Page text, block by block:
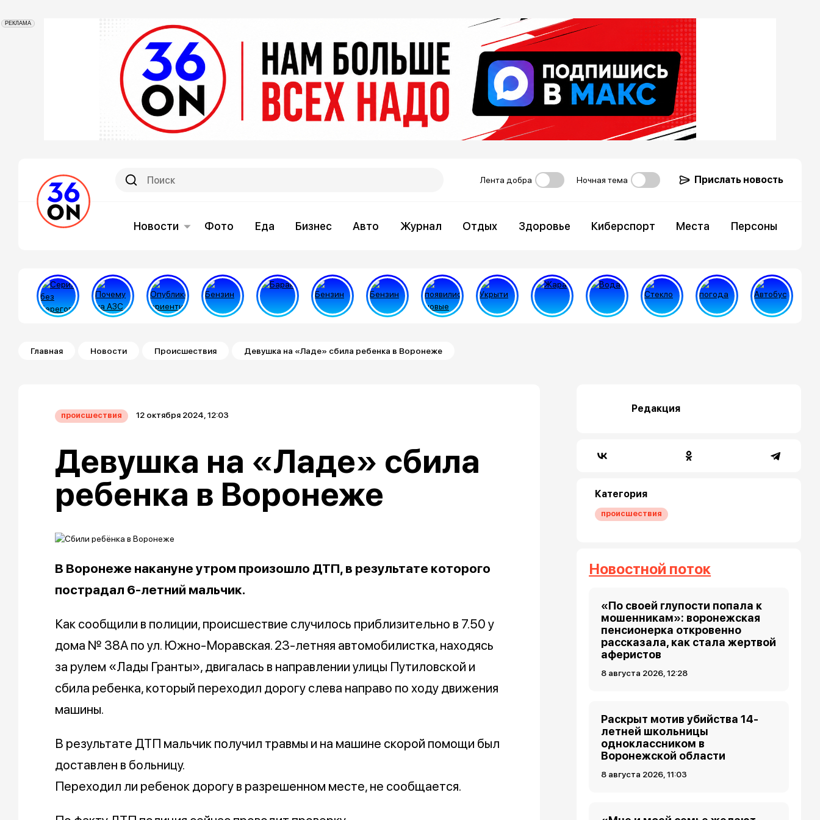
РЕКЛАМА
Лента добра Ночная тема Прислать новость
Новости Фото Еда Бизнес Авто Журнал Отдых Здоровье Киберспорт Места Персоны
Строка навигации
Главная Новости Происшествия Девушка на «Ладе» сбила ребенка в Воронеже
происшествия 12 октября 2024, 12:03
Девушка на «Ладе» сбила
ребенка в Воронеже
В Воронеже накануне утром произошло ДТП, в результате которого
пострадал 6-летний мальчик.
Как сообщили в полиции, происшествие случилось приблизительно в 7.50 у
дома № 38А по ул. Южно-Моравская. 23-летняя автомобилистка, находясь
за рулем «Лады Гранты», двигалась в направлении улицы Путиловской и
сбила ребенка, который переходил дорогу слева направо по ходу движения
машины.
В результате ДТП мальчик получил травмы и на машине скорой помощи был
доставлен в больницу.
Переходил ли ребенок дорогу в разрешенном месте, не сообщается.
Редакция
Категория
происшествия
Новостной поток
«По своей глупости попала к
мошенникам»: воронежская
пенсионерка откровенно
рассказала, как стала жертвой
аферистов
8 августа 2026, 12:28
Раскрыт мотив убийства 14-
летней школьницы
одноклассником в
Воронежской области
8 августа 2026, 11:03